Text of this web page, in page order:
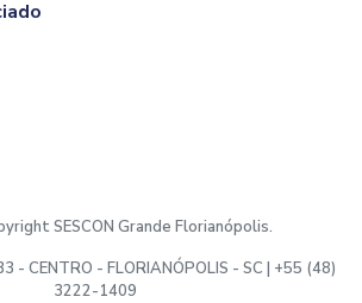
SESCON Grande Florianópolis.
- CENTRO - FLORIANÓPOLIS - SC | +55 (48)
3222-1409